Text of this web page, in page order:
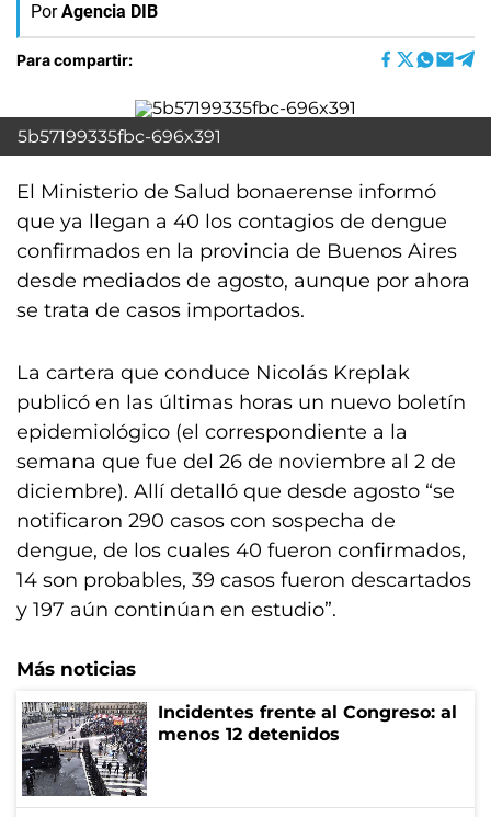
Por Agencia DIB
Para compartir:
5b57199335fbc-696x391
El Ministerio de Salud bonaerense informó
que ya llegan a 40 los contagios de dengue
confirmados en la provincia de Buenos Aires
desde mediados de agosto, aunque por ahora
se trata de casos importados.
La cartera que conduce Nicolás Kreplak
publicó en las últimas horas un nuevo boletín
epidemiológico (el correspondiente a la
semana que fue del 26 de noviembre al 2 de
diciembre). Allí detalló que desde agosto “se
notificaron 290 casos con sospecha de
dengue, de los cuales 40 fueron confirmados,
14 son probables, 39 casos fueron descartados
y 197 aún continúan en estudio”.
Más noticias
Incidentes frente al Congreso: al
menos 12 detenidos